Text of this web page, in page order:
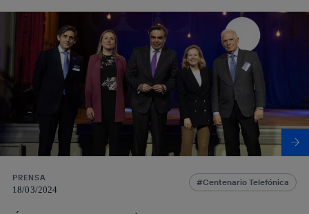
PRENSA
18/03/2024
Centenario Telefónica